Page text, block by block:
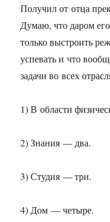
Получил от отца
Думаю, что даром
только выстроить
успевать и что
задачи во всех
1) В области
2) Знания — два.
3) Студия — три.
4) Дом — четыре.